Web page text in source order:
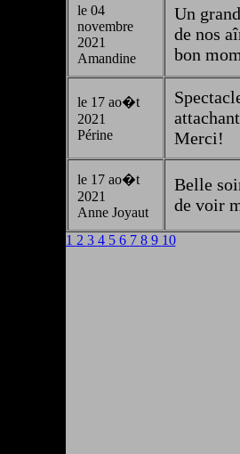
le 04
novembre
2021
Amandine
Un
de nos
bon
le 17 ao�t
2021
Périne
Merci!
le 17 ao�t
2021
Anne Joyaut
Belle
de voir
1 2 3 4 5 6 7 8 9 10